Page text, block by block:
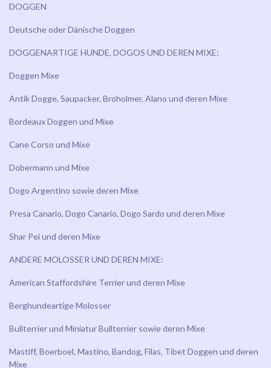
DOGGEN
Deutsche oder Dänische Doggen
DOGGENARTIGE HUNDE, DOGOS UND DEREN MIXE:
Doggen Mixe
Antik Dogge, Saupacker, Broholmer, Alano und deren Mixe
Bordeaux Doggen und Mixe
Cane Corso und Mixe
Dobermann und Mixe
Dogo Argentino sowie deren Mixe
Presa Canario, Dogo Canario, Dogo Sardo und deren Mixe
Shar Pei und deren Mixe
ANDERE MOLOSSER UND DEREN MIXE:
American Staffordshire Terrier und deren Mixe
Berghundeartige Molosser
Bullterrier und Miniatur Bullterrier sowie deren Mixe
Mastiff, Boerboel, Mastino, Bandog, Filas, Tibet Doggen und deren
Mixe